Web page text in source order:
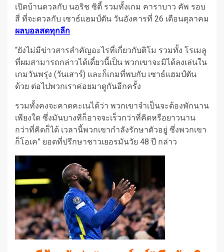
เปิดบ้านดวลกับ นอริช ซิตี้ รวมทั้งเกม คาราบาว คัพ รอบ
สี่ ที่จะดวลกับ เซาธ์แฮมป์ตัน วันอังคารที่ 26 เดือนตุลาคม
ผลบอลสดทุกลีก
“ยังไม่มีข่าวสารสำคัญอะไรที่เกี่ยวกับติโม รวมทั้ง โรเมลู
ที่ผมสามารถกล่าวได้เดี๋ยวนี้เป็น พวกเขาจะมิได้ลงเล่นใน
เกมวันพรุ่ง (วันเสาร์) และก็เกมที่พบกับ เซาธ์แฮมป์ตัน
ด้วย ต่อไปพวกเราค่อยมาดูกันอีกครั้ง
รวมทั้งคงจะคาดคะเนได้ว่า พวกเขาจำเป็นจะต้องพักนาน
เพียงใด ซึ่งมันบางทีก็อาจจะเร็วกว่าที่คิดหรือยาวนาน
กว่าที่คิดก็ได้ เวลานี้พวกเขากำลังรักษาตัวอยู่ ซึ่งพวกเขา
ก็โอเค” ยอดที่ปรึกษาชาวเยอรมันวัย 48 ปี กล่าว